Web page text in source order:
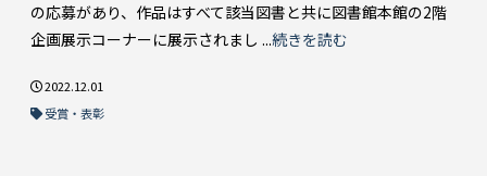
の応募があり、作品はすべて該当図書と共に図書館本館の2階
企画展示コーナーに展示されまし ...続きを読む
2022.12.01
受賞・表彰